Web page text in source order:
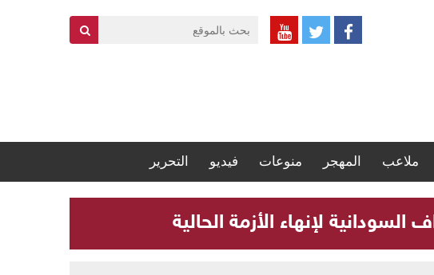
ملاعب المهجر منوعات فيديو التحرير
لإنهاء الأزمة الحالية